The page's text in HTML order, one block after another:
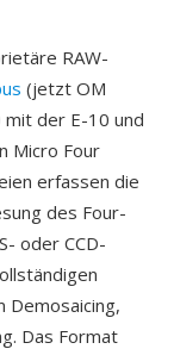
RAW-
(jetzt OM
mit der E-10 und
Micro Four
erfassen die
des Four-
oder CCD-
Demosaicing,
Das Format